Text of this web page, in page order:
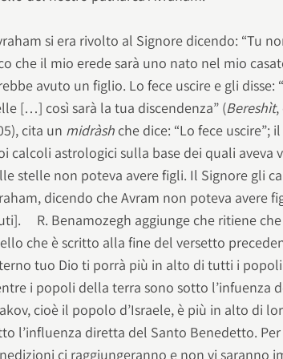
si era rivolto al Signore dicendo: “Tu
che il mio erede sarà uno nato nel mio
avuto un figlio. Lo fece uscire e gli disse:
[…] così sarà la tua discendenza” (Bereshìt,
cita un midràsh che dice: “Lo fece uscire”;
calcoli astrologici sulla base dei quali aveva
stelle non poteva avere figli. Il Signore gli
dicendo che Avram non poteva avere
R. Benamozegh aggiunge che ritiene
che è scritto alla fine del versetto
tuo Dio ti porrà più in alto di tutti i
i popoli della terra sono sotto l’infuenza
cioè il popolo d’Israele, è più in alto di
l’influenza diretta del Santo Benedetto.
ci raggiungeranno e non vi saranno